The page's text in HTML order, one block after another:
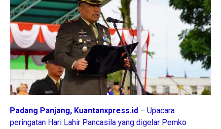
Padang Panjang, Kuantanxpress.id – Upacara
peringatan Hari Lahir Pancasila yang digelar Pemko